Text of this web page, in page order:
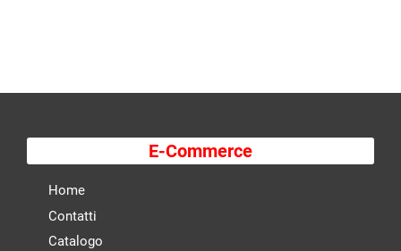
E-Commerce
Home
Contatti
Catalogo